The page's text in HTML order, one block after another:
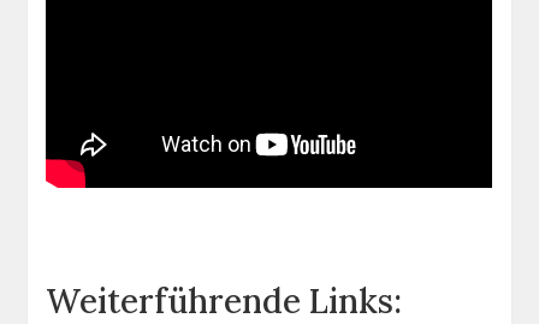
Weiterführende Links: